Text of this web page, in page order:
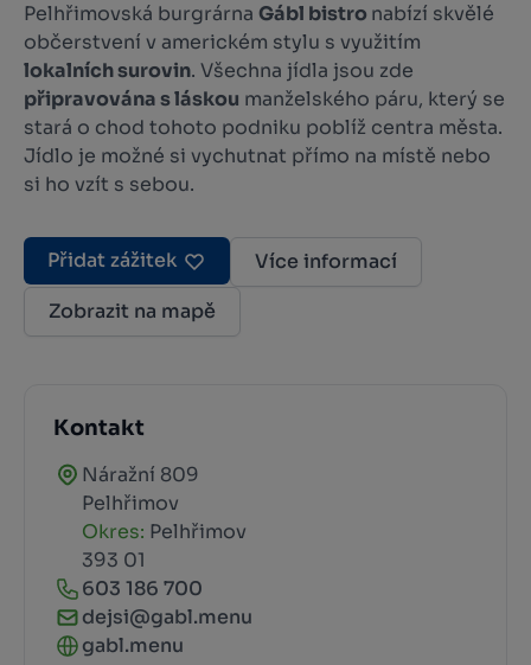
Pelhřimovská burgrárna Gábl bistro nabízí skvělé
občerstvení v americkém stylu s využitím
lokalních surovin. Všechna jídla jsou zde
připravována s láskou manželského páru, který se
stará o chod tohoto podniku poblíž centra města.
Jídlo je možné si vychutnat přímo na místě nebo
si ho vzít s sebou.
Přidat zážitek
Více informací
Zobrazit na mapě
Kontakt
Náražní 809
Pelhřimov
Okres: Pelhřimov
393 01
603 186 700
dejsi@gabl.menu
gabl.menu